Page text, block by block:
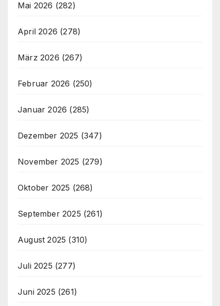
Mai 2026 (282)
April 2026 (278)
März 2026 (267)
Februar 2026 (250)
Januar 2026 (285)
Dezember 2025 (347)
November 2025 (279)
Oktober 2025 (268)
September 2025 (261)
August 2025 (310)
Juli 2025 (277)
Juni 2025 (261)